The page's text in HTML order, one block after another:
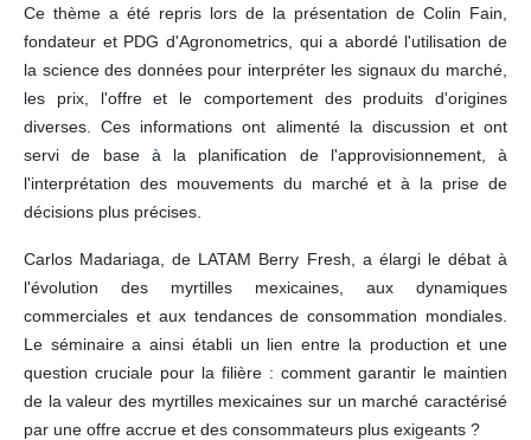
Ce thème a été repris lors de la présentation de Colin Fain,
fondateur et PDG d'Agronometrics, qui a abordé l'utilisation de
la science des données pour interpréter les signaux du marché,
les prix, l'offre et le comportement des produits d'origines
diverses. Ces informations ont alimenté la discussion et ont
servi de base à la planification de l'approvisionnement, à
l'interprétation des mouvements du marché et à la prise de
décisions plus précises.
Carlos Madariaga, de LATAM Berry Fresh, a élargi le débat à
l'évolution des myrtilles mexicaines, aux dynamiques
commerciales et aux tendances de consommation mondiales.
Le séminaire a ainsi établi un lien entre la production et une
question cruciale pour la filière : comment garantir le maintien
de la valeur des myrtilles mexicaines sur un marché caractérisé
par une offre accrue et des consommateurs plus exigeants ?